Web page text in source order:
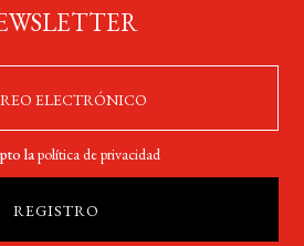
lapolítica de privacidad